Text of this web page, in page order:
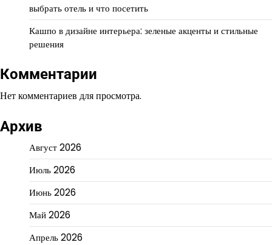
выбрать отель и что посетить
Кашпо в дизайне интерьера: зеленые акценты и стильные
решения
Комментарии
Нет комментариев для просмотра.
Архив
Август 2026
Июль 2026
Июнь 2026
Май 2026
Апрель 2026